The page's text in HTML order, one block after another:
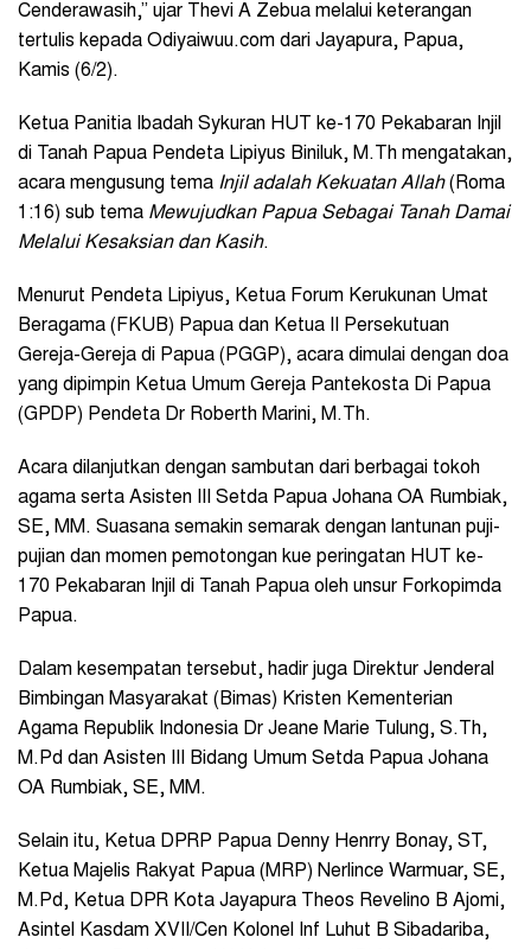
Cenderawasih,” ujar Thevi A Zebua melalui keterangan
tertulis kepada Odiyaiwuu.com dari Jayapura, Papua,
Kamis (6/2).
Ketua Panitia Ibadah Sykuran HUT ke-170 Pekabaran Injil
di Tanah Papua Pendeta Lipiyus Biniluk, M.Th mengatakan,
acara mengusung tema Injil adalah Kekuatan Allah(Roma
1:16) sub tema Mewujudkan Papua Sebagai Tanah Damai
Melalui Kesaksian dan Kasih.
Menurut Pendeta Lipiyus, Ketua Forum Kerukunan Umat
Beragama (FKUB) Papua dan Ketua II Persekutuan
Gereja-Gereja di Papua (PGGP), acara dimulai dengan doa
yang dipimpin Ketua Umum Gereja Pantekosta Di Papua
(GPDP) Pendeta Dr Roberth Marini, M.Th.
Acara dilanjutkan dengan sambutan dari berbagai tokoh
agama serta Asisten III Setda Papua Johana OA Rumbiak,
SE, MM. Suasana semakin semarak dengan lantunan puji-
pujian dan momen pemotongan kue peringatan HUT ke-
170 Pekabaran Injil di Tanah Papua oleh unsur Forkopimda
Papua.
Dalam kesempatan tersebut, hadir juga Direktur Jenderal
Bimbingan Masyarakat (Bimas) Kristen Kementerian
Agama Republik Indonesia Dr Jeane Marie Tulung, S.Th,
M.Pd dan Asisten III Bidang Umum Setda Papua Johana
OA Rumbiak, SE, MM.
Selain itu, Ketua DPRP Papua Denny Henrry Bonay, ST,
Ketua Majelis Rakyat Papua (MRP) Nerlince Warmuar, SE,
M.Pd, Ketua DPR Kota Jayapura Theos Revelino B Ajomi,
Asintel Kasdam XVII/Cen Kolonel Inf Luhut B Sibadariba,